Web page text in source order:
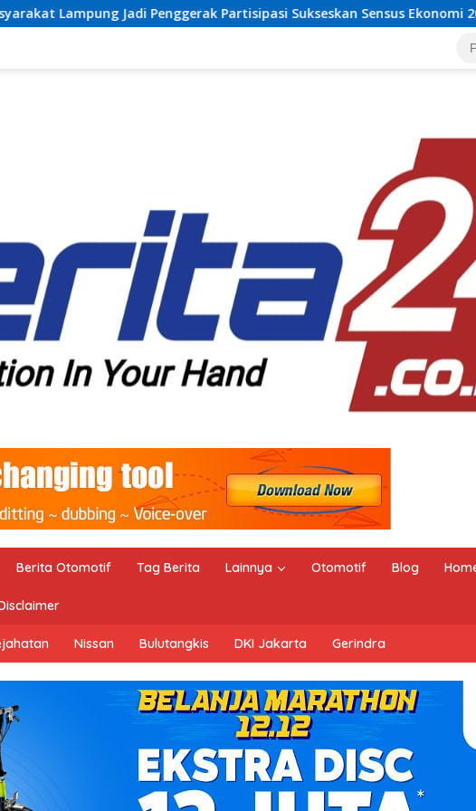
Partisipasi Sukseskan Sensus Ekonomi 2026 Atasi
Berita Otomotif Tag Berita Lainnya Otomotif Blog
Nissan Bulutangkis DKI Jakarta Gerindra